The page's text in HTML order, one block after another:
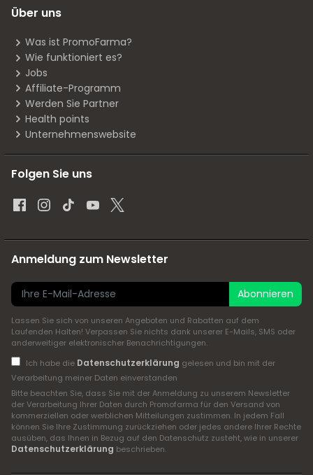
Über uns
Was ist PromoFarma?
Wie funktioniert es?
Jobs
Affiliate-Programm
Werden Sie Partner
Health points
Unternehmenswebsite
Folgen Sie uns
Anmeldung zum Newsletter
Abonnieren
Lassen Sie sich von unseren Angeboten und Rabatten auf dem
Laufenden Halten! Verpassen Sie nichts dank unserer E-Mails, SMS oder
anderweitiger elektronischer Benachrichtigungen.
Ich habe die Datenschutzerklärung gelesen und bin mit der
Verarbeitung meiner Daten einverstanden
Bitte beachten Sie, dass Sie mit der Anmeldung zu unserem Newsletter
der Verarbeitung Ihrer Daten durch Promofarma für den Versand von
kommerziellen oder werblichen Mitteilungen zustimmen. In jedem Fall
können Sie Ihre Zustimmung zurückziehen oder jedes andere Ihrer Rechte
ausüben, das Ihnen in Bezug auf den Datenschutz zusteht, wie in unserer
Datenschutzerklärung beschrieben.